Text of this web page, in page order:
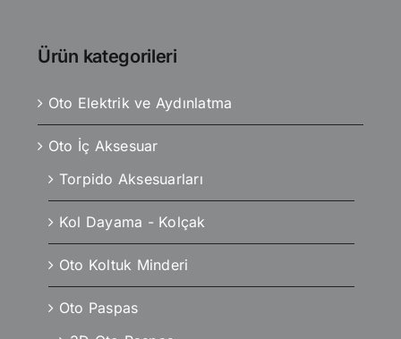
Ürün kategorileri
Oto Elektrik ve Aydınlatma
Oto İç Aksesuar
Torpido Aksesuarları
Kol Dayama - Kolçak
Oto Koltuk Minderi
Oto Paspas